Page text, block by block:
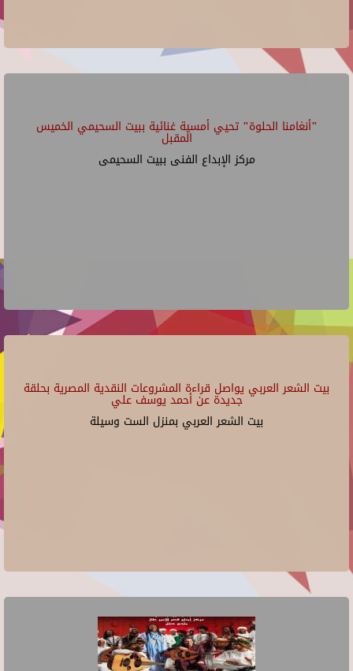
"أنغامنا الحلوة" تحيي أمسية غنائية ببيت السحيمي الخميس
المقبل
مركز الإبداع الفنى ببيت السحيمى
بيت الشعر العربي يواصل قراءة المشروعات النقدية المصرية بحلقة
جديدة عن أحمد يوسف علي
بيت الشعر العربي بمنزل الست وسيلة